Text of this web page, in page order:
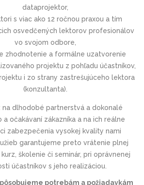
dataprojektor,
s viac ako 12 ročnou praxou a tím
osvedčených lektorov profesionálov
vo svojom odbore,
zhodnotenie a formálne uzatvorenie
projektu z pohľadu účastníkov,
i zo strany zastrešujúceho lektora
(konzultanta).
na dlhodobé partnerstvá a dokonalé
očakávaní zákazníka a na ich reálne
zabezpečenia vysokej kvality nami
garantujeme preto vrátenie plnej
školenie či seminár, pri oprávnenej
účastníkov s jeho realizáciou.
potrebám a požiadavkám